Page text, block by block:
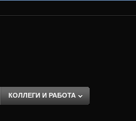
КОЛЛЕГИ И РАБОТА